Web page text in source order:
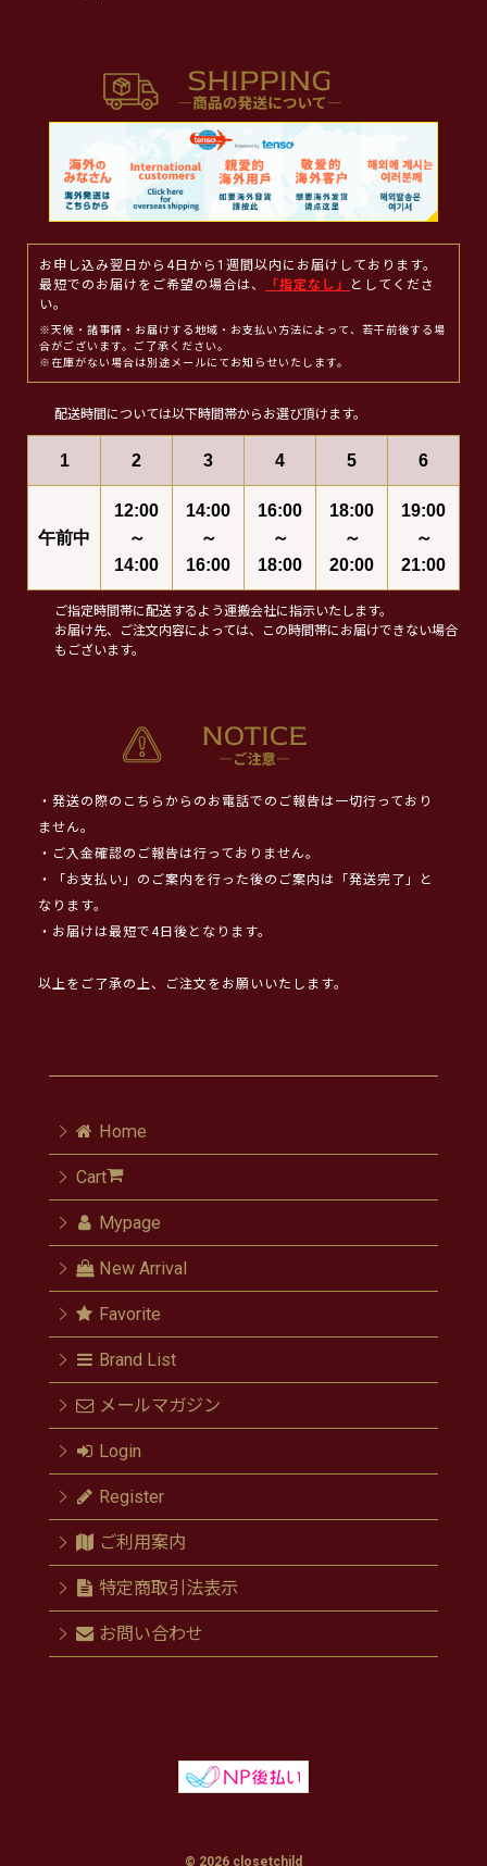
お申し込み翌日から4日から1週間以内にお届けしております。
最短でのお届けをご希望の場合は、
「指定なし」
としてくださ
い。
※天候・諸事情・お届けする地域・お支払い方法によって、若干前後する場
合がございます。ご了承ください。
※在庫がない場合は別途メールにてお知らせいたします。
配送時間については以下時間帯からお選び頂けます。
1 2 3 4 5 6
午前中
12:00
～
14:00
14:00
～
16:00
16:00
～
18:00
18:00
～
20:00
19:00
～
21:00
ご指定時間帯に配送するよう運搬会社に指示いたします。
お届け先、ご注文内容によっては、この時間帯にお届けできない場合
もございます。
・発送の際のこちらからのお電話でのご報告は一切行っており
ません。
・ご入金確認のご報告は行っておりません。
・「お支払い」のご案内を行った後のご案内は「発送完了」と
なります。
・お届けは最短で4日後となります。
以上をご了承の上、ご注文をお願いいたします。
Home
Cart
Mypage
New Arrival
Favorite
Brand List
メールマガジン
Login
Register
ご利用案内
特定商取引法表示
お問い合わせ
© 2026 closetchild